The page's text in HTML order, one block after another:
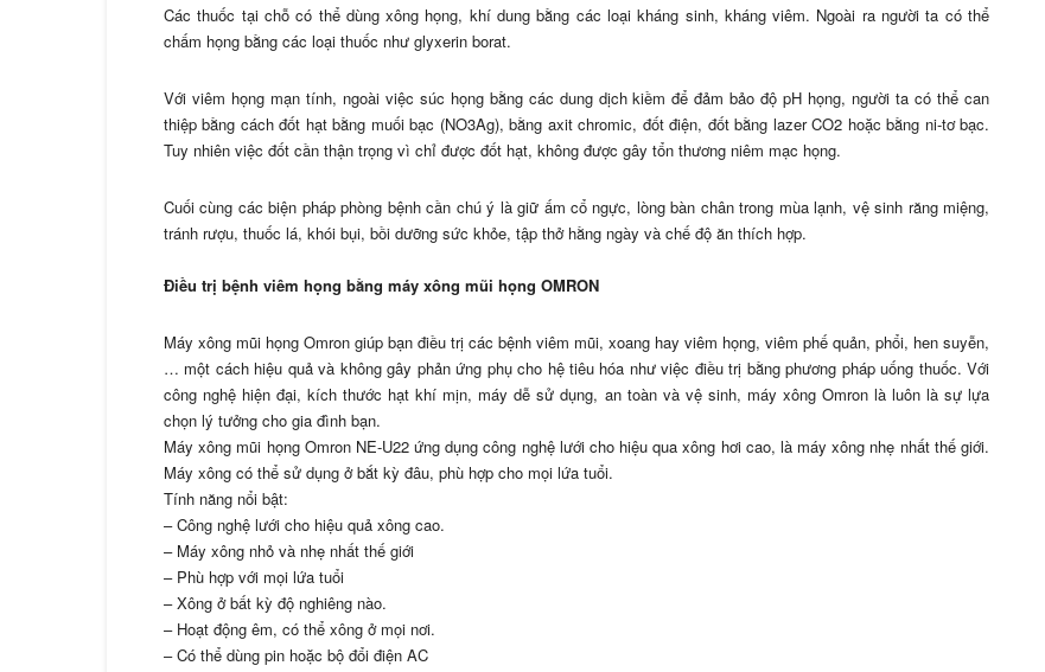
Các thuốc tại chỗ có thể dùng xông họng, khí dung bằng các loại kháng sinh, kháng viêm. Ngoài ra người ta có thể
chấm họng bằng các loại thuốc như glyxerin borat.
Với viêm họng mạn tính, ngoài việc súc họng bằng các dung dịch kiềm để đảm bảo độ pH họng, người ta có thể can
thiệp bằng cách đốt hạt bằng muối bạc (NO3Ag), bằng axit chromic, đốt điện, đốt bằng lazer CO2 hoặc bằng ni-tơ bạc.
Tuy nhiên việc đốt cần thận trọng vì chỉ được đốt hạt, không được gây tổn thương niêm mạc họng.
Cuối cùng các biện pháp phòng bệnh cần chú ý là giữ ấm cổ ngực, lòng bàn chân trong mùa lạnh, vệ sinh răng miệng,
tránh rượu, thuốc lá, khói bụi, bồi dưỡng sức khỏe, tập thở hằng ngày và chế độ ăn thích hợp.
Điều trị bệnh viêm họng bằng máy xông mũi họng OMRON
Máy xông mũi họng Omron giúp bạn điều trị các bệnh viêm mũi, xoang hay viêm họng, viêm phế quản, phổi, hen suyễn,
… một cách hiệu quả và không gây phản ứng phụ cho hệ tiêu hóa như việc điều trị bằng phương pháp uống thuốc. Với
công nghệ hiện đại, kích thước hạt khí mịn, máy dễ sử dụng, an toàn và vệ sinh, máy xông Omron là luôn là sự lựa
chọn lý tưởng cho gia đình bạn.
Máy xông mũi họng Omron NE-U22 ứng dụng công nghệ lưới cho hiệu qua xông hơi cao, là máy xông nhẹ nhất thế giới.
Máy xông có thể sử dụng ở bắt kỳ đâu, phù hợp cho mọi lứa tuổi.
Tính năng nổi bật:
– Công nghệ lưới cho hiệu quả xông cao.
– Máy xông nhỏ và nhẹ nhất thế giới
– Phù hợp với mọi lứa tuổi
– Xông ở bất kỳ độ nghiêng nào.
– Hoạt động êm, có thể xông ở mọi nơi.
– Có thể dùng pin hoặc bộ đổi điện AC